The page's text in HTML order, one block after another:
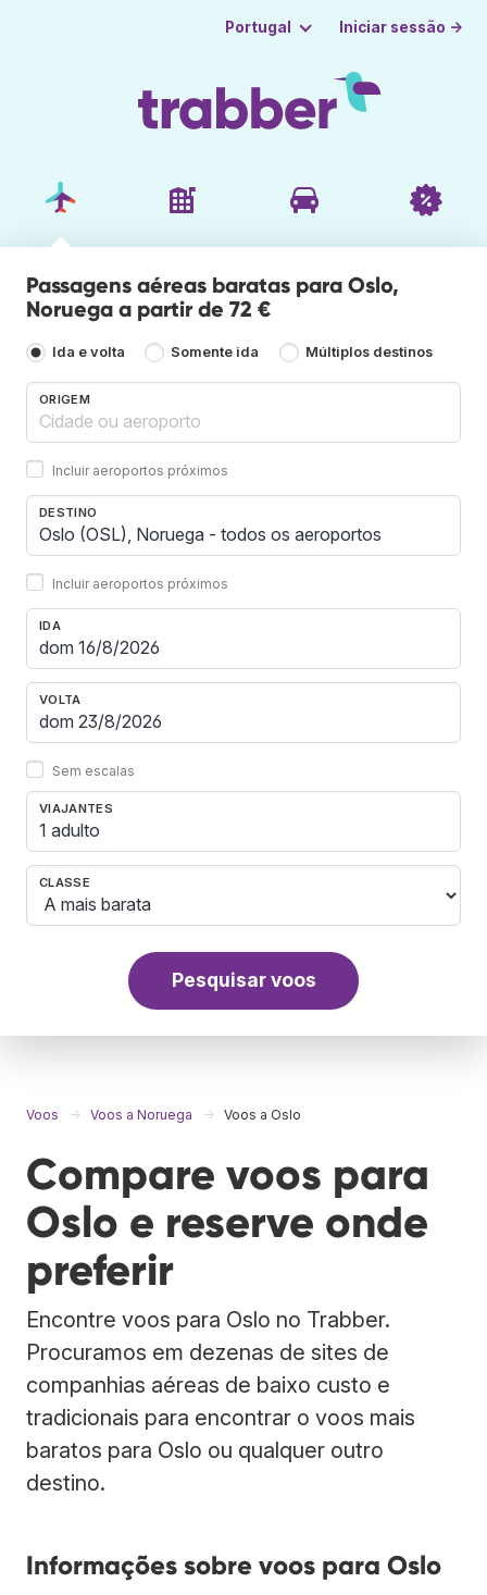
Portugal Iniciar sessão →
Passagens aéreas baratas para Oslo,
Noruega a partir de 72 €
Ida e volta Somente ida Múltiplos destinos
ORIGEM
Incluir aeroportos próximos
DESTINO
Incluir aeroportos próximos
IDA
VOLTA
Sem escalas
VIAJANTES
1 adulto
CLASSE
Pesquisar voos
Voos Voos a Noruega Voos a Oslo
Compare voos para
Oslo e reserve onde
preferir
Encontre voos para Oslo no Trabber.
Procuramos em dezenas de sites de
companhias aéreas de baixo custo e
tradicionais para encontrar o voos mais
baratos para Oslo ou qualquer outro
destino.
Informações sobre voos para Oslo